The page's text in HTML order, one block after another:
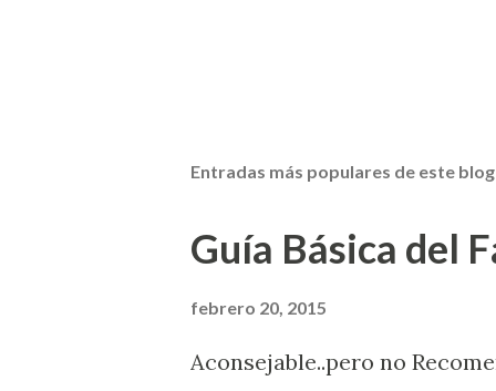
Entradas más populares de este blog
Guía Básica del
febrero 20, 2015
Aconsejable..pero no